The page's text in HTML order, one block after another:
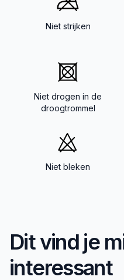
Niet strijken
Niet drogen in de
droogtrommel
Niet bleken
Dit vind je
interessant